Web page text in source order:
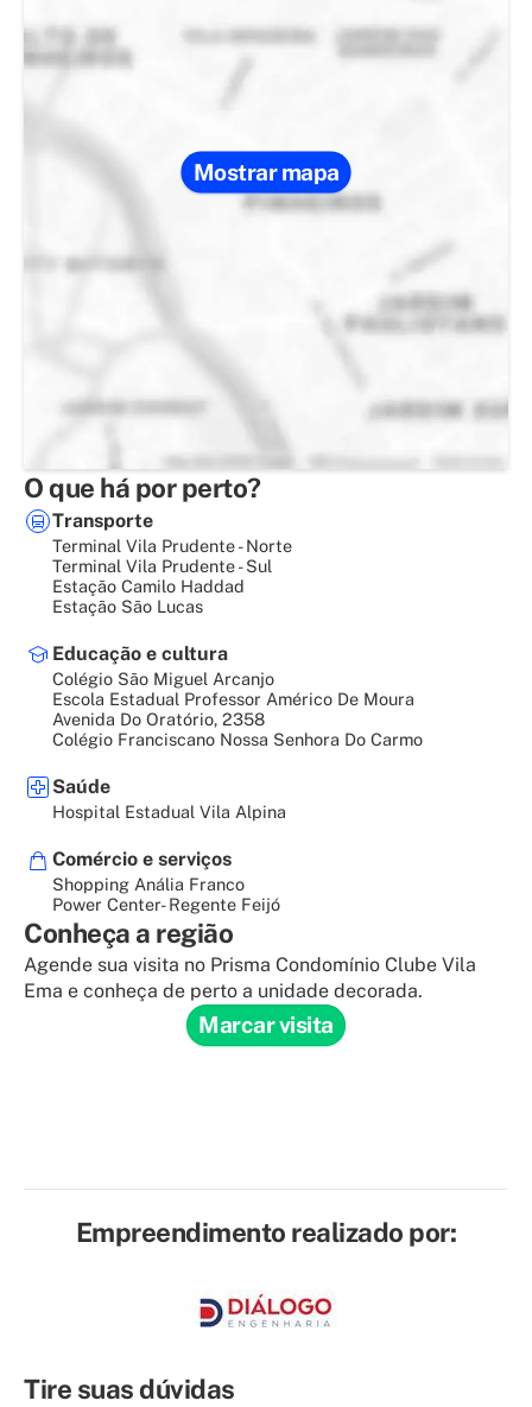
Mostrar mapa
O que há por perto?
Transporte
Terminal Vila Prudente - Norte
Terminal Vila Prudente - Sul
Estação Camilo Haddad
Estação São Lucas
Educação e cultura
Colégio São Miguel Arcanjo
Escola Estadual Professor Américo De Moura
Avenida Do Oratório, 2358
Colégio Franciscano Nossa Senhora Do Carmo
Saúde
Hospital Estadual Vila Alpina
Comércio e serviços
Shopping Anália Franco
Power Center- Regente Feijó
Conheça a região
Agende sua visita no Prisma Condomínio Clube Vila
Ema e conheça de perto a unidade decorada.
Marcar visita
Empreendimento realizado por:
Tire suas dúvidas